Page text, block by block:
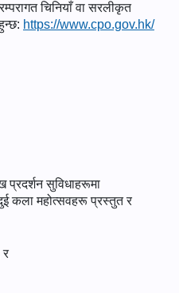
चिनियाँ वा सरलीकृत
https://www.cpo.gov.hk/
सुविधाहरूमा
कला महोत्सवहरू प्रस्तुत र
र